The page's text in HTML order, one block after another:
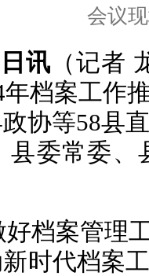
会议
讯 （记者
年档案工作
协等58县
县委常委
档案管理
时代档案